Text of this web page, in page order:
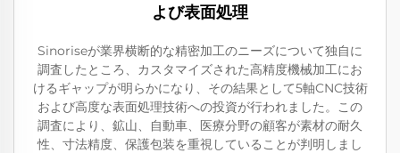
よび表面処理
Sinoriseが業界横断的な精密加工のニーズについて独自に
調査したところ、カスタマイズされた高精度機械加工にお
けるギャップが明らかになり、その結果として5軸CNC技術
および高度な表面処理技術への投資が行われました。この
調査により、鉱山、自動車、医療分野の顧客が素材の耐久
性、寸法精度、保護包装を重視していることが判明しまし